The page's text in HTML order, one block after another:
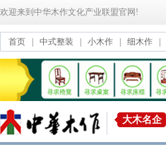
欢迎来到中华木作文化产业联盟官网!
首页 中式整装 小木作 细木作
大木名企